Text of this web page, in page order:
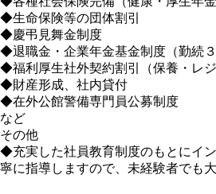
◆生命保険等の団体割引
◆慶弔見舞金制度
◆退職金・企業年金基金制度（勤続３
◆福利厚生社外契約割引（保養・レジ
◆財産形成、社内貸付
◆在外公館警備専門員公募制度
など
その他
◆充実した社員教育制度のもとにイ
寧に指導しますので、未経験者でも大